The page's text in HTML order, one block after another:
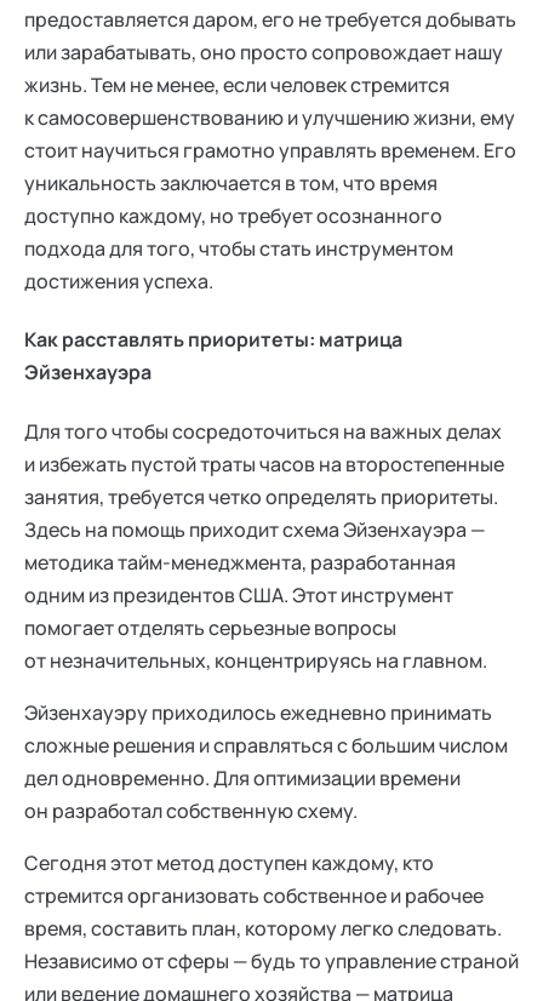
предоставляется даром, его не требуется добывать
или зарабатывать, оно просто сопровождает нашу
жизнь. Тем не менее, если человек стремится
к самосовершенствованию и улучшению жизни, ему
стоит научиться грамотно управлять временем. Его
уникальность заключается в том, что время
доступно каждому, но требует осознанного
подхода для того, чтобы стать инструментом
достижения успеха.
Как расставлять приоритеты: матрица
Эйзенхауэра
Для того чтобы сосредоточиться на важных делах
и избежать пустой траты часов на второстепенные
занятия, требуется четко определять приоритеты.
Здесь на помощь приходит схема Эйзенхауэра —
методика тайм-менеджмента, разработанная
одним из президентов США. Этот инструмент
помогает отделять серьезные вопросы
от незначительных, концентрируясь на главном.
Эйзенхауэру приходилось ежедневно принимать
сложные решения и справляться с большим числом
дел одновременно. Для оптимизации времени
он разработал собственную схему.
Сегодня этот метод доступен каждому, кто
стремится организовать собственное и рабочее
время, составить план, которому легко следовать.
Независимо от сферы — будь то управление страной
или ведение домашнего хозяйства — матрица